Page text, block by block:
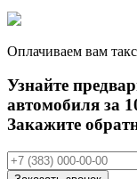
Оплачиваем вам
Узнайте
автомобиля за
Закажите